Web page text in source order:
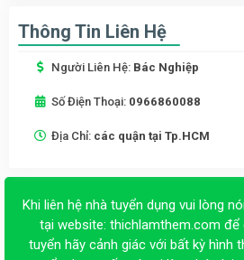
Thông Tin Liên Hệ
Người Liên Hệ: Bác Nghiệp
Số Điện Thoại: 0966860088
Địa Chỉ: các quận tại Tp.HCM
Khi liên hệ nhà tuyển dụng vui lòng
tại website: thichlamthem.com để
tuyển hãy cảnh giác với bất kỳ hình